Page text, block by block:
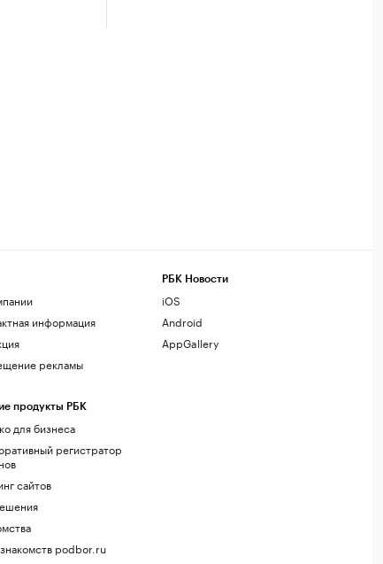
информация
рекламы
продукты РБК
для бизнеса
регистратор
сайтов
podbor.ru
РБК Новости
iOS
Android
AppGallery